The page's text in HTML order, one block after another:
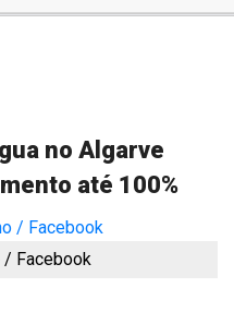
no Algarve
até 100%
/ Facebook